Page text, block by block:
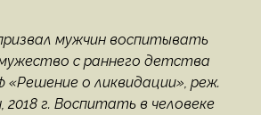
мужчин воспитывать
с раннего детства
о ликвидации», реж.
2018 г. Воспитать в человеке